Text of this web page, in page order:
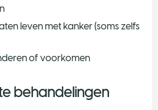
leven met kanker (soms zelfs
of voorkomen
behandelingen